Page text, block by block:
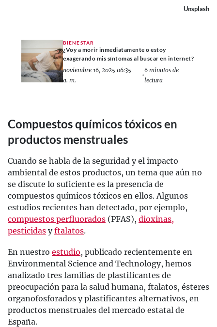
Unsplash
BIENESTAR
¿Voy a morir inmediatamente o estoy
exagerando mis síntomas al buscar en internet?
noviembre 16, 2025 06:35
a. m.
•
6 minutos de
lectura
Compuestos químicos tóxicos en
productos menstruales
Cuando se habla de la seguridad y el impacto
ambiental de estos productos, un tema que aún no
se discute lo suficiente es la presencia de
compuestos químicos tóxicos en ellos. Algunos
estudios recientes han detectado, por ejemplo,
compuestos perfluorados (PFAS), dioxinas,
pesticidas yftalatos.
En nuestro estudio, publicado recientemente en
Environmental Science and Technology, hemos
analizado tres familias de plastificantes de
preocupación para la salud humana, ftalatos, ésteres
organofosforados y plastificantes alternativos, en
productos menstruales del mercado estatal de
España.